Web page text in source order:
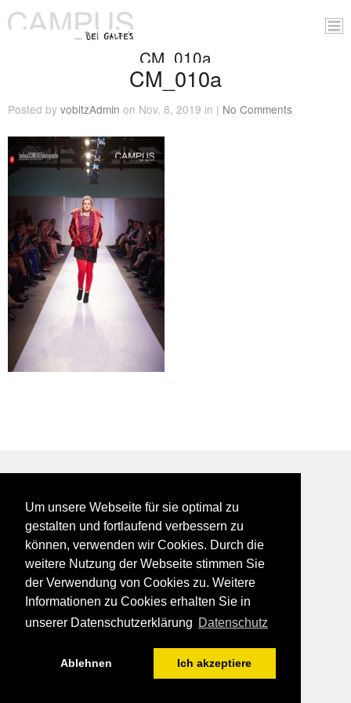
Um unsere Webseite für sie optimal zu
gestalten und fortlaufend verbessern zu
können, verwenden wir Cookies. Durch die
weitere Nutzung der Webseite stimmen Sie
der Verwendung von Cookies zu. Weitere
Informationen zu Cookies erhalten Sie in
unserer Datenschutzerklärung Datenschutz
Ablehnen Ich akzeptiere
CM_010a
CM_010a
Posted by vobitzAdmin on Nov. 8, 2019 in | No Comments
BEI GALFES - hier wird man getroffen
impressum
datenschutz
disclaimer